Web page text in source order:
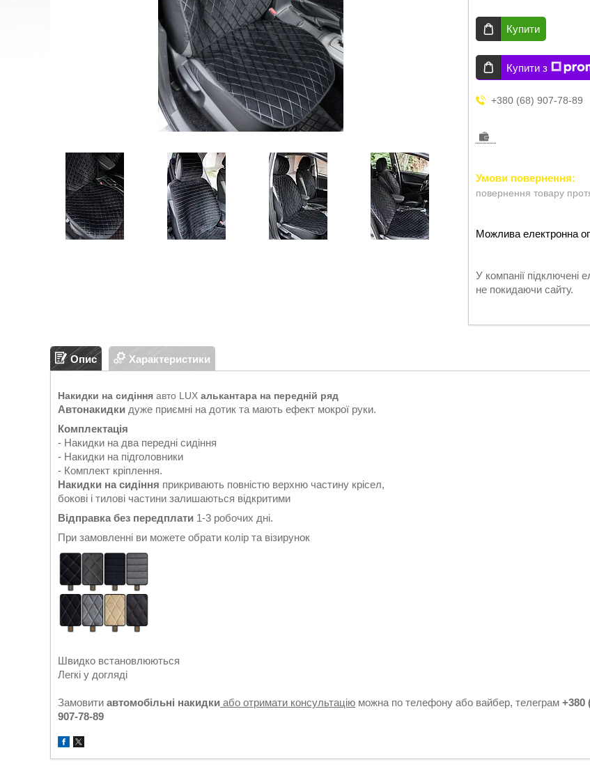
Купити
Купити з
+380 (68) 907-78-89
повернення товару
У компанії підключені
не покидаючи сайту.
Опис Характеристики
Накидки на сидіння авто LUX алькантара на передній ряд
Автонакидки дуже приємні на дотик та мають ефект мокрої руки.
Комплектація
- Накидки на два передні сидіння
- Накидки на підголовники
- Комплект кріплення.
Накидки на сидіння прикривають повністю верхню частину крісел,
бокові і тилові частини залишаються відкритими
Відправка без передплати 1-3 робочих дні.
При замовленні ви можете обрати колір та візирунок
Швидко встановлюються
Легкі у догляді
Замовити автомобільні накидки або отримати консультацію можна по телефону або вайбер, телеграм +380
907-78-89